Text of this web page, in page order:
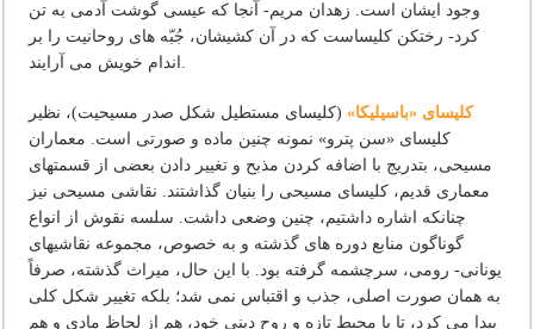
وجود ایشان است. زهدان مریم- آنجا که عیسی گوشت آدمی به تن
کرد- رختکن کلیساست که در آن کشیشان، جُبّه های روحانیت را بر
اندام خویش می آرایند.
کلیسای «باسیلیکا» (کلیسای مستطیل شکل صدر مسیحیت)، نظیر
کلیسای «سن پترو» نمونه چنین ماده و صورتی است. معماران
مسیحی، بتدریج با اضافه کردن مذبح و تغییر دادن بعضی از قسمتهای
معماری قدیم، کلیسای مسیحی را بنیان گذاشتند. نقاشی مسیحی نیز
چنانکه اشاره داشتیم، چنین وضعی داشت. سلسه نقوش از انواع
گوناگون منابع دوره های گذشته و به خصوص، مجموعه نقاشیهای
یونانی- رومی، سرچشمه گرفته بود. با این حال، میراث گذشته، صرفاً
به همان صورت اصلی، جذب و اقتباس نمی شد؛ بلکه تغییر شکل کلی
پیدا می کرد، تا با محیط تازه و روح دینی خود، هم از لحاظ مادی و هم